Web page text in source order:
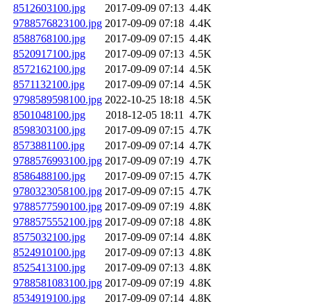
8512603100.jpg
2017-09-09 07:13 4.4K
9788576823100.jpg 2017-09-09 07:18 4.4K
8588768100.jpg
2017-09-09 07:15 4.4K
8520917100.jpg
2017-09-09 07:13 4.5K
8572162100.jpg
2017-09-09 07:14 4.5K
8571132100.jpg
2017-09-09 07:14 4.5K
9798589598100.jpg 2022-10-25 18:18 4.5K
8501048100.jpg
2018-12-05 18:11 4.7K
8598303100.jpg
2017-09-09 07:15 4.7K
8573881100.jpg
2017-09-09 07:14 4.7K
9788576993100.jpg 2017-09-09 07:19 4.7K
8586488100.jpg
2017-09-09 07:15 4.7K
9780323058100.jpg 2017-09-09 07:15 4.7K
9788577590100.jpg 2017-09-09 07:19 4.8K
9788575552100.jpg 2017-09-09 07:18 4.8K
8575032100.jpg
2017-09-09 07:14 4.8K
8524910100.jpg
2017-09-09 07:13 4.8K
8525413100.jpg
2017-09-09 07:13 4.8K
9788581083100.jpg 2017-09-09 07:19 4.8K
8534919100.jpg
2017-09-09 07:14 4.8K